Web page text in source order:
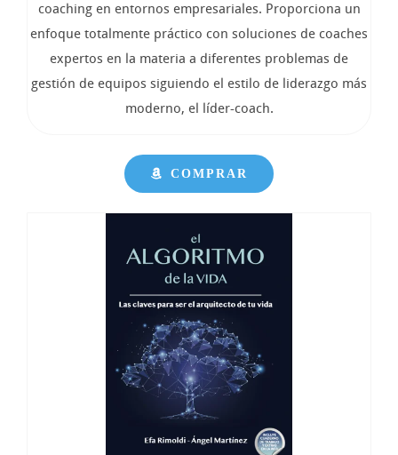
coaching en entornos empresariales. Proporciona un
enfoque totalmente práctico con soluciones de coaches
expertos en la materia a diferentes problemas de
gestión de equipos siguiendo el estilo de liderazgo más
moderno, el líder-coach.
COMPRAR